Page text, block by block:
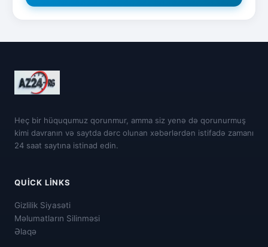
Heç bir hüququmuz qorunmur, amma siz yenə də qorunurmuş
kimi davranın və saytda dərc olunan xəbərlərdən istifadə zamanı
24 saat saytına istinad edin.
QUICK LINKS
Gizlilik Siyasəti
Məlumatların Silinməsi
Əlaqə